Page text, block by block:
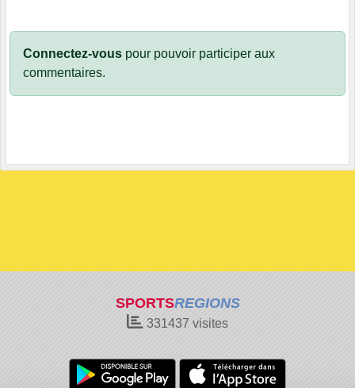
Connectez-vous pour pouvoir participer aux
commentaires.
SPORTSREGIONS
331437 visites